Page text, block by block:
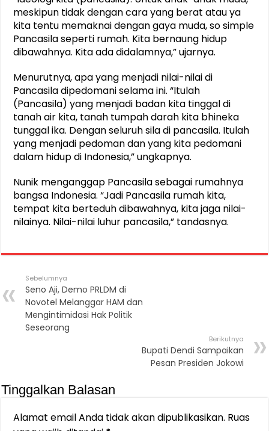
meskipun tidak dengan cara yang berat atau ya
kita tentu memaknai dengan gaya muda, so simple
Pancasila seperti rumah. Kita bernaung hidup
dibawahnya. Kita ada didalamnya,” ujarnya.
Menurutnya, apa yang menjadi nilai-nilai di
Pancasila dipedomani selama ini. “Itulah
(Pancasila) yang menjadi badan kita tinggal di
tanah air kita, tanah tumpah darah kita bhineka
tunggal ika. Dengan seluruh sila di pancasila. Itulah
yang menjadi pedoman dan yang kita pedomani
dalam hidup di Indonesia,” ungkapnya.
Nunik menganggap Pancasila sebagai rumahnya
bangsa Indonesia. “Jadi Pancasila rumah kita,
tempat kita berteduh dibawahnya, kita jaga nilai-
nilainya. Nilai-nilai luhur pancasila,” tandasnya.
Sebelumnya
Seno Aji, Demo PRLDM di
Novotel Melanggar HAM dan
Mengintimidasi Hak Politik
Seseorang
Berikutnya
Bupati Dendi Sampaikan
Pesan Presiden Jokowi
Tinggalkan Balasan
Alamat email Anda tidak akan dipublikasikan. Ruas